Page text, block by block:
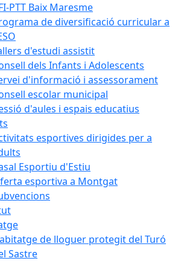
PTT Baix Maresme
de diversificació curricular a
d'estudi assistit
dels Infants i Adolescents
d'informació i assessorament
escolar municipal
d'aules i espais educatius
esportives dirigides per a
Esportiu d'Estiu
esportiva a Montgat
de lloguer protegit del Turó
Sastre